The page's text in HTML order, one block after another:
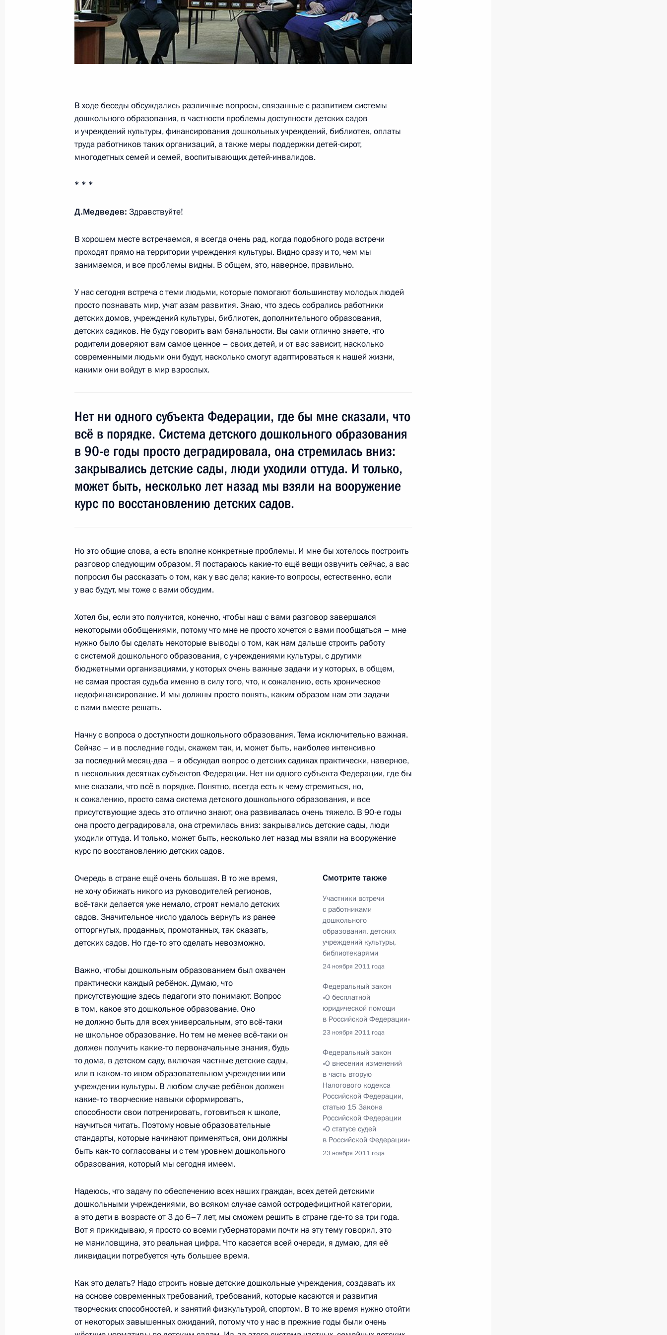
Об исполнении поручения Президента о разработке мер
по трудоустройству инвалидов, родителей детей-инвалидов
Обсуждение проблем социальной реабилитации и создания
безбарьерной среды для инвалидов
Внесены изменения в закон о социальной защите инвалидов
Встреча с представителями общественных организаций
13 октября 2011 года, 17:30
Общероссийской общественной организации «Всероссийское
общество глухих»
Об исполнении поручения Президента о привлечении
организаций культуры к участию в программах социальной
реабилитации граждан
21 сентября 2011 года, 11:00
Подписан закон,совершенствующий механизмы обеспечения
Подписан закон, ужесточающий наказания за нарушение прав
4 июня 2011 года, 11:40
Посещение Санкт-Петербургской ассоциации родителей детей-
инвалидов
20 мая 2011 года, 16:00
Посещение детской психоневрологической больницы
5 мая 2011 года, 16:00
Внесены изменения в закон об обязательном социальном
страховании от несчастных случаев на производстве
и профессиональных заболеваний
9 декабря 2010 года, 18:00
Внесены изменения в законы о ветеранах и социальной защите
инвалидов
Рабочая встреча с Министром здравоохранения и социального
развития Татьяной Голиковой
20 сентября 2010 года, 16:30
Торжественный приём по случаю празднования Международного
паралимпийского дня
12 декабря 2009 года, 20:30
Распоряжение о выделении средств для учреждений социального
обслуживания и образовательных учреждений
31 августа 2009 года, 13:30
Дмитрий Медведев направил приветствие участникам XXI летних
Сурдлимпийских игр
25 августа 2009 года, 15:00
самоуправления полномочиями по опеке и попечительству
20 июля 2009 года, 14:20
В ходе беседы обсуждались различные вопросы, связанные с развитием системы
дошкольного образования, в частности проблемы доступности детских садов
и учреждений культуры, финансирования дошкольных учреждений, библиотек, оплаты
труда работников таких организаций, а также меры поддержки детей-сирот,
многодетных семей и семей, воспитывающих детей-инвалидов.
* * *
Д.Медведев: Здравствуйте!
В хорошем месте встречаемся, я всегда очень рад, когда подобного рода встречи
проходят прямо на территории учреждения культуры. Видно сразу и то, чем мы
занимаемся, и все проблемы видны. В общем, это, наверное, правильно.
У нас сегодня встреча с теми людьми, которые помогают большинству молодых людей
просто познавать мир, учат азам развития. Знаю, что здесь собрались работники
детских домов, учреждений культуры, библиотек, дополнительного образования,
детских садиков. Не буду говорить вам банальности. Вы сами отлично знаете, что
родители доверяют вам самое ценное – своих детей, и от вас зависит, насколько
современными людьми они будут, насколько смогут адаптироваться к нашей жизни,
какими они войдут в мир взрослых.
Нет ни одного субъекта Федерации, где бы мне сказали, что
всё в порядке. Система детского дошкольного образования
в 90-е годы просто деградировала, она стремилась вниз:
закрывались детские сады, люди уходили оттуда. И только,
может быть, несколько лет назад мы взяли на вооружение
курс по восстановлению детских садов.
Но это общие слова, а есть вполне конкретные проблемы. И мне бы хотелось построить
разговор следующим образом. Я постараюсь какие‑то ещё вещи озвучить сейчас, а вас
попросил бы рассказать о том, как у вас дела; какие‑то вопросы, естественно, если
у вас будут, мы тоже с вами обсудим.
Хотел бы, если это получится, конечно, чтобы наш с вами разговор завершался
некоторыми обобщениями, потому что мне не просто хочется с вами пообщаться – мне
нужно было бы сделать некоторые выводы о том, как нам дальше строить работу
с системой дошкольного образования, с учреждениями культуры, с другими
бюджетными организациями, у которых очень важные задачи и у которых, в общем,
не самая простая судьба именно в силу того, что, к сожалению, есть хроническое
недофинансирование. И мы должны просто понять, каким образом нам эти задачи
с вами вместе решать.
Начну с вопроса о доступности дошкольного образования. Тема исключительно важная.
Сейчас – и в последние годы, скажем так, и, может быть, наиболее интенсивно
за последний месяц-два – я обсуждал вопрос о детских садиках практически, наверное,
в нескольких десятках субъектов Федерации. Нет ни одного субъекта Федерации, где бы
мне сказали, что всё в порядке. Понятно, всегда есть к чему стремиться, но,
к сожалению, просто сама система детского дошкольного образования, и все
присутствующие здесь это отлично знают, она развивалась очень тяжело. В 90-е годы
она просто деградировала, она стремилась вниз: закрывались детские сады, люди
уходили оттуда. И только, может быть, несколько лет назад мы взяли на вооружение
курс по восстановлению детских садов.
Смотрите также
Участники встречи
с работниками
дошкольного
образования, детских
учреждений культуры,
библиотекарями
24 ноября 2011 года
Федеральный закон
«О бесплатной
юридической помощи
в Российской Федерации»
23 ноября 2011 года
Федеральный закон
«О внесении изменений
в часть вторую
Налогового кодекса
Российской Федерации,
статью 15 Закона
Российской Федерации
«О статусе судей
в Российской Федерации»
23 ноября 2011 года
Очередь в стране ещё очень большая. В то же время,
не хочу обижать никого из руководителей регионов,
всё‑таки делается уже немало, строят немало детских
садов. Значительное число удалось вернуть из ранее
отторгнутых, проданных, промотанных, так сказать,
детских садов. Но где‑то это сделать невозможно.
Важно, чтобы дошкольным образованием был охвачен
практически каждый ребёнок. Думаю, что
присутствующие здесь педагоги это понимают. Вопрос
в том, какое это дошкольное образование. Оно
не должно быть для всех универсальным, это всё‑таки
не школьное образование. Но тем не менее всё‑таки он
должен получить какие‑то первоначальные знания, будь
то дома, в детском саду, включая частные детские сады,
или в каком‑то ином образовательном учреждении или
учреждении культуры. В любом случае ребёнок должен
какие‑то творческие навыки сформировать,
способности свои потренировать, готовиться к школе,
научиться читать. Поэтому новые образовательные
стандарты, которые начинают применяться, они должны
быть как‑то согласованы и с тем уровнем дошкольного
образования, который мы сегодня имеем.
Надеюсь, что задачу по обеспечению всех наших граждан, всех детей детскими
дошкольными учреждениями, во всяком случае самой остродефицитной категории,
а это дети в возрасте от 3 до 6–7 лет, мы сможем решить в стране где‑то за три года.
Вот я прикидываю, я просто со всеми губернаторами почти на эту тему говорил, это
не маниловщина, это реальная цифра. Что касается всей очереди, я думаю, для её
ликвидации потребуется чуть большее время.
Как это делать? Надо строить новые детские дошкольные учреждения, создавать их
на основе современных требований, требований, которые касаются и развития
творческих способностей, и занятий физкультурой, спортом. В то же время нужно отойти
от некоторых завышенных ожиданий, потому что у нас в прежние годы были очень